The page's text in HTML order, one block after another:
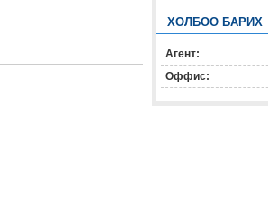
ХОЛБОО БАРИХ
Агент:
Оффис: